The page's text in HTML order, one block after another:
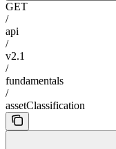
GET
/
api
/
v2.1
/
fundamentals
/
assetClassification